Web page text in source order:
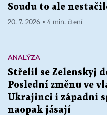
Soudu to ale
20. 7. 2026 ▪ 4 min. čtení
ANALÝZA
Střelil se Zelenskyj
Poslední změnu ve
Ukrajinci i západní
naopak jásají